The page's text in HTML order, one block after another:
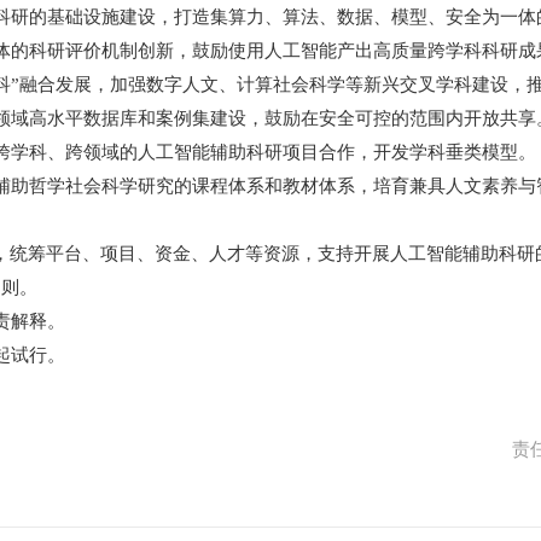
的基础设施建设，打造集算力、算法、数据、模型、安全为一
科研评价机制创新，鼓励使用人工智能产出高质量跨学科科研成
融合发展，加强数字人文、计算社会科学等新兴交叉学科建设，
高水平数据库和案例集建设，鼓励在安全可控的范围内开放共享
科、跨领域的人工智能辅助科研项目合作，开发学科垂类模型。
哲学社会科学研究的课程体系和教材体系，培育兼具人文素养
筹平台、项目、资金、人才等资源，支持开展人工智能辅助科
。
释。
行。
责